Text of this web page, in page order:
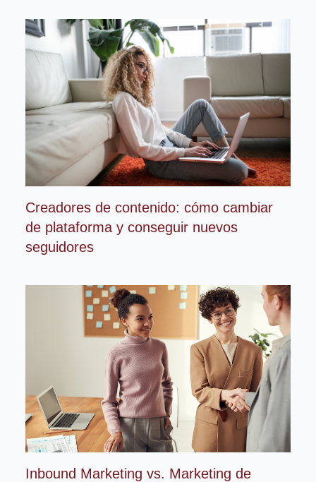
Creadores de contenido: cómo cambiar
de plataforma y conseguir nuevos
seguidores
Inbound Marketing vs. Marketing de